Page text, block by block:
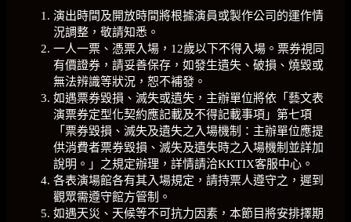
演出時間及開放時間將根據演員或製作公司的運作情
況調整，敬請知悉。
一人一票、憑票入場，12歲以下不得入場。票券視同
有價證券，請妥善保存，如發生遺失、破損、燒毀或
無法辨識等狀況，恕不補發。
如遇票券毀損、滅失或遺失，主辦單位將依「藝文表
演票券定型化契約應記載及不得記載事項」第七項
「票券毀損、滅失及遺失之入場機制：主辦單位應提
供消費者票券毀損、滅失及遺失時之入場機制並詳加
說明。」之規定辦理，詳情請洽KKTIX客服中心。
各表演場館各有其入場規定，請持票人遵守之，遲到
觀眾需遵守館方管制。
如遇天災、天候等不可抗力因素，本節目將安排擇期